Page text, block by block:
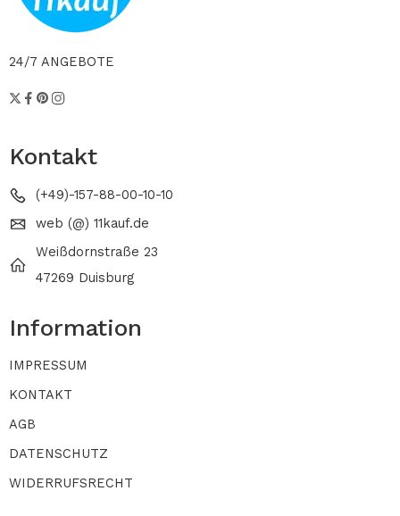
24/7 ANGEBOTE
Kontakt
(+49)-157-88-00-10-10
web (@) 11kauf.de
Weißdornstraße 23
47269 Duisburg
Information
IMPRESSUM
KONTAKT
AGB
DATENSCHUTZ
WIDERRUFSRECHT